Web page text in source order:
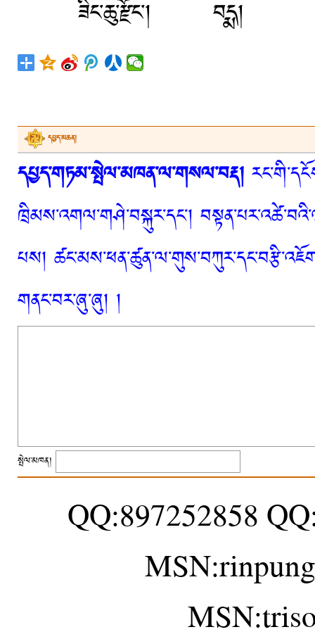
ཟིང་ཆུ་རྫོང་།
དཔྱད་མཆན།
དཔྱད་གཏམ་སྤེལ་མཁན་ལ་གསལ་བརྡ།
ཁྲིམས་འགལ་གཤེ་བསྐུར་དང་།
པས།
གནང་བར་ཞུ་ཞུ། །
སྤེལ་མཁན།
QQ:897252858